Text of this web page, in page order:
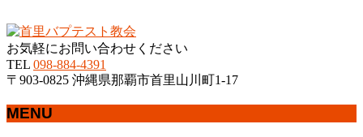
お気軽にお問い合わせください
TEL 098-884-4391
〒903-0825 沖縄県那覇市首里山川町1-17
MENU